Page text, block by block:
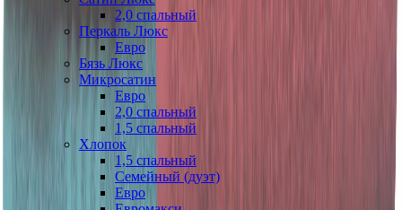
2,0 спальный
Перкаль Люкс
Евро
Бязь Люкс
Микросатин
Евро
2,0 спальный
1,5 спальный
Хлопок
1,5 спальный
Семейный (дуэт)
Евро